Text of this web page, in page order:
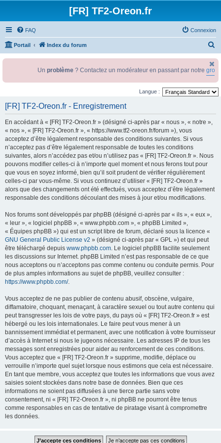
[FR] TF2-Oreon.fr
FAQ Connexion
Portail Index du forum
h
e
c
Unproblème? Contactez un modérateur en passant par notre
Langue :
[FR] TF2-Oreon.fr - Enregistrement
En accédant à « [FR] TF2-Oreon.fr » (désigné ci-après par « nous », « notre »,
« nos », « [FR] TF2-Oreon.fr », « https://www.tf2-oreon.fr/forum »), vous
acceptez d’être légalement responsable des conditions suivantes. Si vous
n’acceptez pas d’être légalement responsable de toutes les conditions
suivantes, alors n’accédez pas et/ou n’utilisez pas « [FR] TF2-Oreon.fr ». Nous
pouvons modifier celles-ci à n’importe quel moment et nous ferons tout pour
que vous en soyez informé, bien qu’il soit prudent de vérifier régulièrement
celles-ci par vous-même. Si vous continuez d’utiliser « [FR] TF2-Oreon.fr »
alors que des changements ont été effectués, vous acceptez d’être légalement
responsable des conditions découlant des mises à jour et/ou modifications.
Nos forums sont développés par phpBB (désigné ci-après par « ils », « eux »,
« leur », « logiciel phpBB », « www.phpbb.com », « phpBB Limited »,
« Équipes phpBB ») qui est un script libre de forum, déclaré sous la licence «
GNU General Public License v2 » (désigné ci-après par « GPL ») et qui peut
être téléchargé depuis www.phpbb.com. Le logiciel phpBB facilite seulement
les discussions sur Internet. phpBB Limited n’est pas responsable de ce que
nous acceptons ou n’acceptons pas comme contenu ou conduite permis. Pour
de plus amples informations au sujet de phpBB, veuillez consulter :
https://www.phpbb.com/.
Vous acceptez de ne pas publier de contenu abusif, obscène, vulgaire,
diffamatoire, choquant, menaçant, à caractère sexuel ou tout autre contenu qui
peut transgresser les lois de votre pays, du pays où « [FR] TF2-Oreon.fr » est
hébergé ou les lois internationales. Le faire peut vous mener à un
bannissement immédiat et permanent, avec une notification à votre fournisseur
d’accès à Internet si nous le jugeons nécessaire. Les adresses IP de tous les
messages sont enregistrées pour aider au renforcement de ces conditions.
Vous acceptez que « [FR] TF2-Oreon.fr » supprime, modifie, déplace ou
verrouille n’importe quel sujet lorsque nous estimons que cela est nécessaire.
En tant que membre, vous acceptez que toutes les informations que vous avez
saisies soient stockées dans notre base de données. Bien que ces
informations ne soient pas diffusées à une tierce partie sans votre
consentement, ni « [FR] TF2-Oreon.fr », ni phpBB ne pourront être tenus
comme responsables en cas de tentative de piratage visant à compromettre
les données.